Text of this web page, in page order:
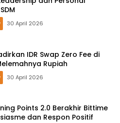
30 April 2026
IDR Swap Zero Fee di
Rupiah
30 April 2026
Points 2.0 Berakhir Bittime
dan Respon Positif